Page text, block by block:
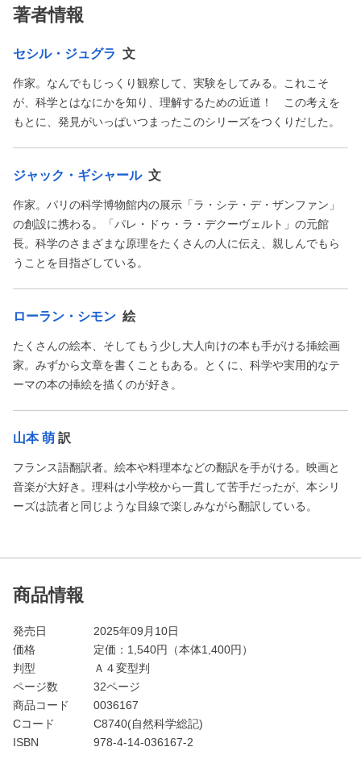
著者情報
セシル・ジュグラ 文
作家。なんでもじっくり観察して、実験をしてみる。これこそ
が、科学とはなにかを知り、理解するための近道！ この考えを
もとに、発見がいっぱいつまったこのシリーズをつくりだした。
ジャック・ギシャール 文
作家。パリの科学博物館内の展示「ラ・シテ・デ・ザンファン」
の創設に携わる。「パレ・ドゥ・ラ・デクーヴェルト」の元館
長。科学のさまざまな原理をたくさんの人に伝え、親しんでもら
うことを目指ざしている。
ローラン・シモン 絵
たくさんの絵本、そしてもう少し大人向けの本も手がける挿絵画
家。みずから文章を書くこともある。とくに、科学や実用的なテ
ーマの本の挿絵を描くのが好き。
山本 萌 訳
フランス語翻訳者。絵本や料理本などの翻訳を手がける。映画と
音楽が大好き。理科は小学校から一貫して苦手だったが、本シリ
ーズは読者と同じような目線で楽しみながら翻訳している。
商品情報
発売日
2025年09月10日
価格
定価： 1,540円（本体1,400円）
判型
Ａ４変型判
ページ数
32ページ
商品コード
0036167
Cコード
C8740(自然科学総記)
ISBN
978-4-14-036167-2